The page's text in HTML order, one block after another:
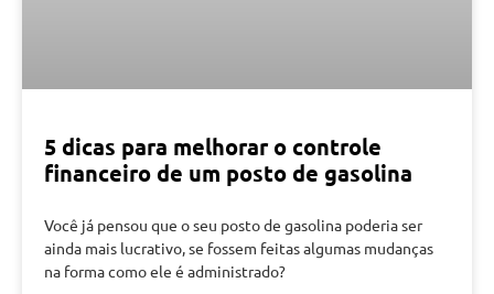
5 dicas para melhorar o controle
financeiro de um posto de gasolina
Você já pensou que o seu posto de gasolina poderia ser
ainda mais lucrativo, se fossem feitas algumas mudanças
na forma como ele é administrado?